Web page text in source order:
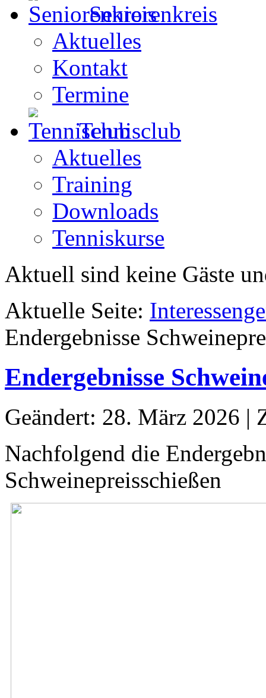
Seniorenkreis
Aktuelles
Kontakt
Termine
Tennisclub
Aktuelles
Training
Downloads
Tenniskurse
Aktuell sind keine Gäste
Aktuelle Seite:
Endergebnisse
Endergebnisse
Geändert: 28. März 2026 |
Nachfolgend die
Schweinepreisschießen